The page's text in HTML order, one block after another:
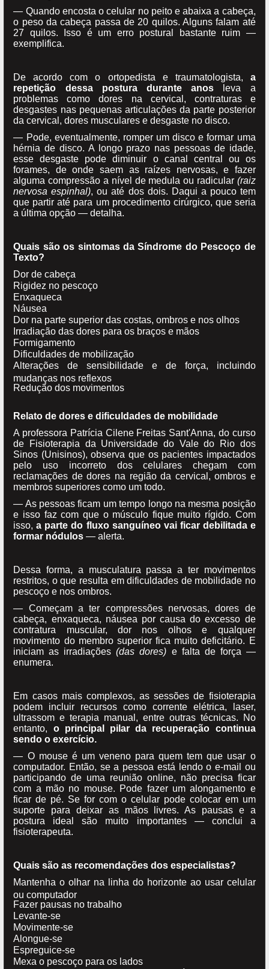
— Quando encosta o celular no peito e abaixa a cabeça,
o peso da cabeça passa de 20 quilos. Alguns falam até
27 quilos. Isso é um erro postural bastante ruim —
exemplifica.
De acordo com o ortopedista e traumatologista, a
repetição dessa postura durante anos leva a
problemas como dores na cervical, contraturas e
desgastes nas pequenas articulações da parte posterior
da cervical, dores musculares e desgaste no disco.
— Pode, eventualmente, romper um disco e formar uma
hérnia de disco. A longo prazo nas pessoas de idade,
esse desgaste pode diminuir o canal central ou os
forames, de onde saem as raízes nervosas, e fazer
alguma compressão a nível de medula ou radicular (raiz
nervosa espinhal), ou até dos dois. Daqui a pouco tem
que partir até para um procedimento cirúrgico, que seria
a última opção — detalha.
Quais são os sintomas da Síndrome do Pescoço de
Texto?
Dor de cabeça
Rigidez no pescoço
Enxaqueca
Náusea
Dor na parte superior das costas, ombros e nos olhos
Irradiação das dores para os braços e mãos
Formigamento
Dificuldades de mobilização
Alterações de sensibilidade e de força, incluindo
mudanças nos reflexos
Redução dos movimentos
Relato de dores e dificuldades de mobilidade
A professora Patrícia Cilene Freitas Sant'Anna, do curso
de Fisioterapia da Universidade do Vale do Rio dos
Sinos (Unisinos), observa que os pacientes impactados
pelo uso incorreto dos celulares chegam com
reclamações de dores na região da cervical, ombros e
membros superiores como um todo.
— As pessoas ficam um tempo longo na mesma posição
e isso faz com que o músculo fique muito rígido. Com
isso,a parte do fluxo sanguíneo vai ficar debilitada e
formar nódulos — alerta.
Dessa forma, a musculatura passa a ter movimentos
restritos, o que resulta em dificuldades de mobilidade no
pescoço e nos ombros.
— Começam a ter compressões nervosas, dores de
cabeça, enxaqueca, náusea por causa do excesso de
contratura muscular, dor nos olhos e qualquer
movimento do membro superior fica muito deficitário. E
iniciam as irradiações(das dores) e falta de força —
enumera.
Em casos mais complexos, as sessões de fisioterapia
podem incluir recursos como corrente elétrica, laser,
ultrassom e terapia manual, entre outras técnicas. No
entanto, o principal pilar da recuperação continua
sendo o exercício.
— O mouse é um veneno para quem tem que usar o
computador. Então, se a pessoa está lendo o e-mail ou
participando de uma reunião online, não precisa ficar
com a mão no mouse. Pode fazer um alongamento e
ficar de pé. Se for com o celular pode colocar em um
suporte para deixar as mãos livres. As pausas e a
postura ideal são muito importantes — conclui a
fisioterapeuta.
Quais são as recomendações dos especialistas?
Mantenha o olhar na linha do horizonte ao usar celular
ou computador
Fazer pausas no trabalho
Levante-se
Movimente-se
Alongue-se
Espreguice-se
Mexa o pescoço para os lados